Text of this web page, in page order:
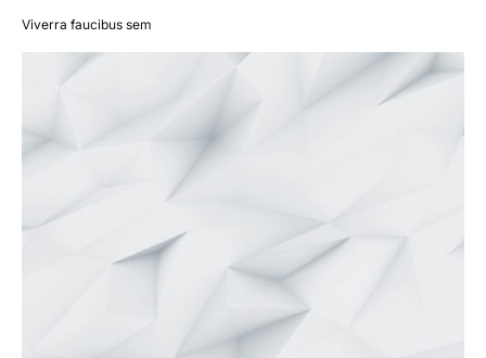
Viverra faucibus sem